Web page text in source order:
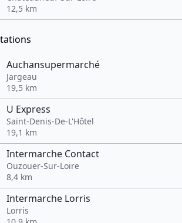
12,5 km
Auchansupermarché
Jargeau
19,5 km
U Express
Saint-Denis-De-L'Hôtel
19,1 km
Intermarche Contact
Ouzouer-Sur-Loire
8,4 km
Intermarche Lorris
Lorris